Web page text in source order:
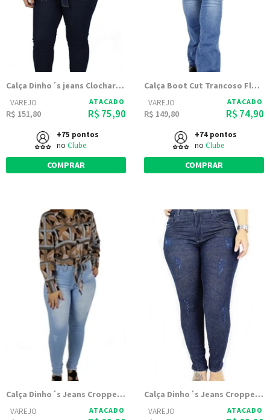
Calça Dinho´s jeans Clochard (2512)
VAREJO
R$ 151,80
ATACADO
R$ 75,90
+75 pontos
no Clube
COMPRAR
Calça Boot Cut Trancoso Flare(2486)
VAREJO
R$ 149,80
ATACADO
R$ 74,90
+74 pontos
no Clube
COMPRAR
Calça Dinho´s Jeans Cropped Kris(2496)
VAREJO ATACADO
Calça Dinho´s Jeans Cropped Cecília (2444)
VAREJO ATACADO